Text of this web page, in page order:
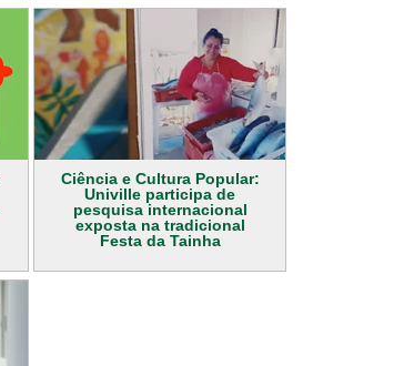
Ciência e Cultura Popular:
Univille participa de
pesquisa internacional
exposta na tradicional
Festa da Tainha